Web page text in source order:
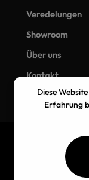
Veredelungen
Showroom
Über uns
Kontakt
Diese
Erfahrung